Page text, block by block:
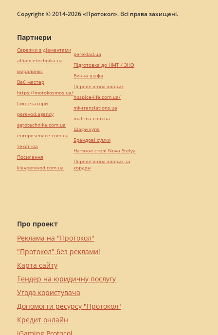
Copyright © 2014-2026 «Протокол». Всі права захищені.
Про проект
Реклама на "Протокол"
"Протокол" без реклами!
Карта сайту
Тендер на юридичну послугу
Угода користувача
Допомогти ресурсу "Протокол"
Кредит онлайн
Партнери
Сережки з діамантами
alliancetechnika.ua
миралинкс
Веб мастер
https://motokosmos.ua/
Синтезатори
perevod.agency
agrotechnika.com.ua
europeservice.com.ua
текст юа
Посилання
kievperevod.com.ua
pereklad.ua
Підготовка до НМТ / ЗНО
Винна шафа
Перевезення хворих
hospice-life.com.ua/
mk-translations.ua
maltina.com.ua
Шафи купе
Брендові сумки
Натяжні стелі Nova Stelya
Перевезення хворих за
кордон